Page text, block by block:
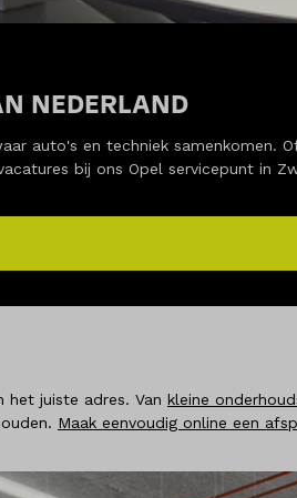
NEDERLAND
auto's en techniek samenkomen.
bij ons Opel servicepunt in
het juiste adres. Van kleine
Maak eenvoudig online een